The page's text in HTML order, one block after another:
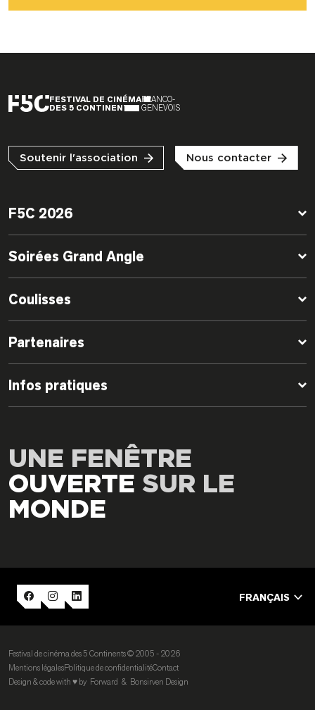
FESTIVAL DE CINÉMA
DES 5 CONTINENTS
FRANCO-
GENEVOIS
Soutenir l'association Nous contacter
F5C 2026
Soirées Grand Angle
Coulisses
Partenaires
Infos pratiques
UNE FENÊTRE
OUVERTE SUR LE
MONDE
FRANÇAIS
Festival de cinéma des 5 Continents © 2005 - 2026
Mentions légalesPolitique de confidentialitéContact
Design & code with ♥︎ by Forward & Bonsirven Design